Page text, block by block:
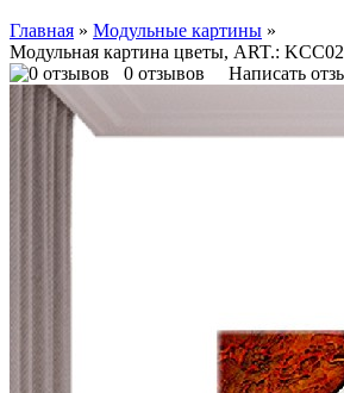
Главная » Модульные картины »
Модульная картина цветы, ART.:
0 отзывов
Написать